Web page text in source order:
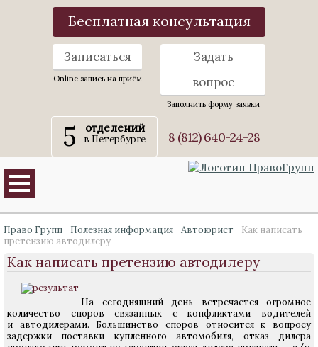
Бесплатная консультация
Записаться
Online запись на приём
Задать
вопрос
Заполнить форму заявки
5 отделений
в Петербурге 8 (812) 640-24-28
Право Групп Полезная информация Автоюрист
Как написать
претензию автодилеру
Как написать претензию автодилеру
На сегодняшний день встречается огромное
количество споров связанных с конфликтами водителей
и автодилерами. Большинство споров относится к вопросу
задержки поставки купленного автомобиля, отказ дилера